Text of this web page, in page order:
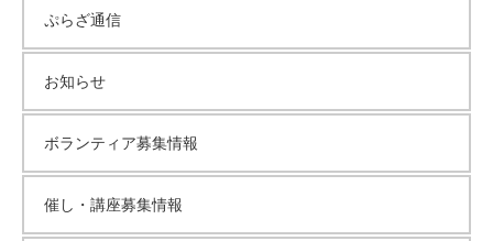
イ
ブ
ぷらざ通信
お知らせ
ボランティア募集情報
催し・講座募集情報